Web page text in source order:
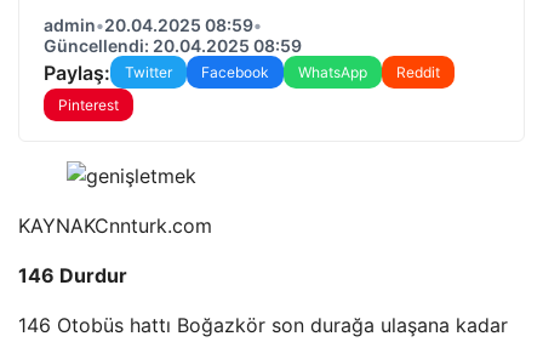
admin•20.04.2025 08:59•
Güncellendi: 20.04.2025 08:59
Paylaş: Twitter Facebook WhatsApp
Reddit
Pinterest
KAYNAKCnnturk.com
146 Durdur
146 Otobüs hattı Boğazkör son durağa ulaşana kadar